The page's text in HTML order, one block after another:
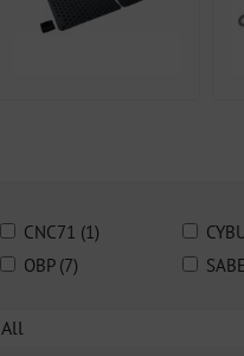
CNC71 (1)
OBP (7)
All